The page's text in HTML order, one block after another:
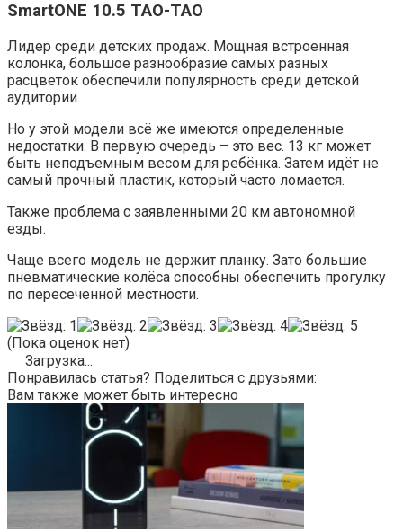
SmartONE 10.5 TAO-TAO
Лидер среди детских продаж. Мощная встроенная
колонка, большое разнообразие самых разных
расцветок обеспечили популярность среди детской
аудитории.
Но у этой модели всё же имеются определенные
недостатки. В первую очередь – это вес. 13 кг может
быть неподъемным весом для ребёнка. Затем идёт не
самый прочный пластик, который часто ломается.
Также проблема с заявленными 20 км автономной
езды.
Чаще всего модель не держит планку. Зато большие
пневматические колёса способны обеспечить прогулку
по пересеченной местности.
(Пока оценок нет)
Загрузка...
Понравилась статья? Поделиться с друзьями:
Вам также может быть интересно